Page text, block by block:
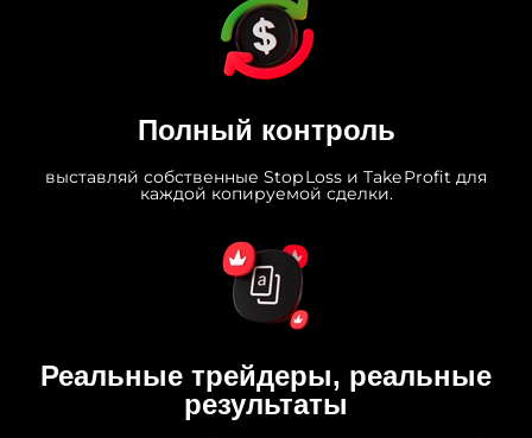
Полный контроль
выставляй собственные Stop Loss и Take Profit для
каждой копируемой сделки.
Реальные трейдеры, реальные
результаты